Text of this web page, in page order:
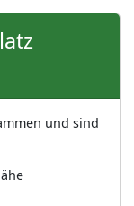
und sind